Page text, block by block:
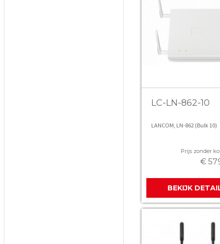
LC-LN-862-10
LANCOM, LN-862 (Bulk 10)
Prijs zonder
€
BEKIJK